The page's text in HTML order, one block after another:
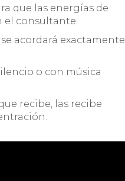
que las energías de
el consultante.
acordará exactamente
o con música
recibe, las recibe